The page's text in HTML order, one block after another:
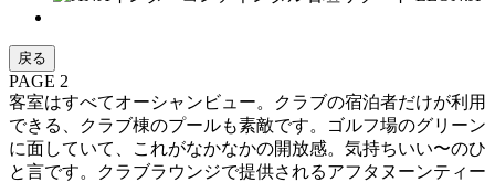
戻る
PAGE 2
客室はすべてオーシャンビュー。クラブの宿泊者だけが利用
できる、クラブ棟のプールも素敵です。ゴルフ場のグリーン
に面していて、これがなかなかの開放感。気持ちいい〜のひ
と言です。クラブラウンジで提供されるアフタヌーンティー